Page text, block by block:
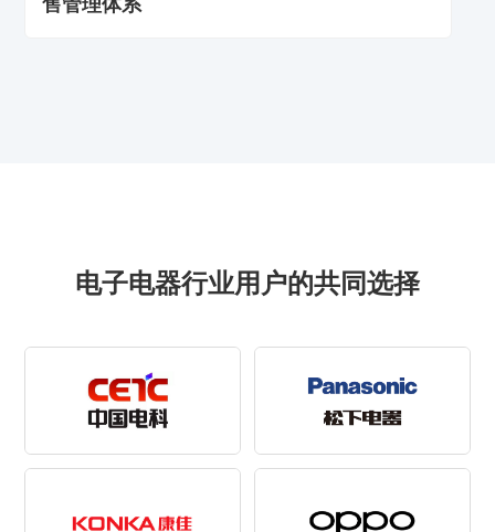
电子电器行业用户的共同选择